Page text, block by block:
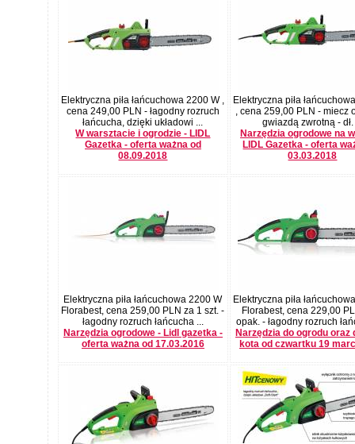
Elektryczna piła łańcuchowa 2200 W ,
cena 249,00 PLN - łagodny rozruch
łańcucha, dzięki układowi ...
W warsztacie i ogrodzie - LIDL
Gazetka - oferta ważna od
08.09.2018
Elektryczna piła
, cena 259,00 PLN - miecz
gwiazdą zwrotną - dł.
Narzędzia ogrodowe na
LIDL Gazetka - oferta
03.03.2018
Elektryczna piła łańcuchowa 2200 W
Florabest, cena 259,00 PLN za 1 szt. -
łagodny rozruch łańcucha ...
Narzędzia ogrodowe - Lidl gazetka -
oferta ważna od 17.03.2016
Elektryczna piła
Florabest, cena 229,00
opak. - łagodny rozruch
Narzędzia do ogrodu oraz
kota od czwartku 19